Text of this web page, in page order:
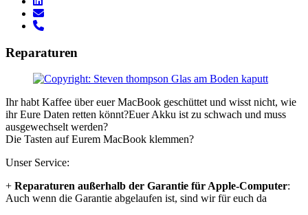
E-
Mail
phone
Reparaturen
Ihr habt Kaffee über euer MacBook geschüttet und wisst nicht, wie
ihr Eure Daten retten könnt?Euer Akku ist zu schwach und muss
ausgewechselt werden?
Die Tasten auf Eurem MacBook klemmen?
Unser Service:
+ Reparaturen außerhalb der Garantie für Apple-Computer:
Auch wenn die Garantie abgelaufen ist, sind wir für euch da